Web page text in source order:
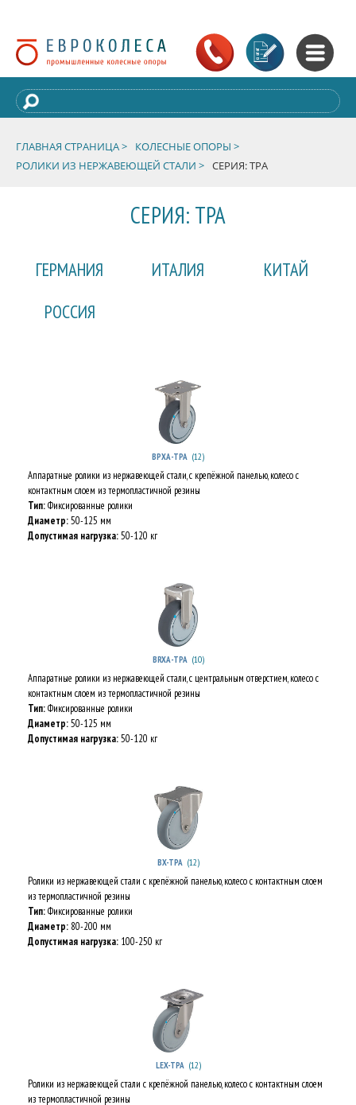
ГЛАВНАЯ СТРАНИЦА >
КОЛЕСНЫЕ ОПОРЫ >
РОЛИКИ ИЗ НЕРЖАВЕЮЩЕЙ СТАЛИ > СЕРИЯ: TPA
СЕРИЯ: TPA
ГЕРМАНИЯ ИТАЛИЯ
КИТАЙ
РОССИЯ
BPXA-TPA (12)
Аппаратные ролики из нержавеющей стали, с крепёжной панелью, колесо с
контактным слоем из термопластичной резины
Тип:Фиксированные ролики
Диаметр:50-125 мм
Допустимая нагрузка:50-120 кг
BRXA-TPA (10)
Аппаратные ролики из нержавеющей стали, с центральным отверстием, колесо с
контактным слоем из термопластичной резины
Тип:Фиксированные ролики
Диаметр:50-125 мм
Допустимая нагрузка:50-120 кг
BX-TPA (12)
Ролики из нержавеющей стали с крепёжной панелью, колесо с контактным слоем
из термопластичной резины
Тип:Фиксированные ролики
Диаметр: 80-200 мм
Допустимая нагрузка: 100-250 кг
LEX-TPA (12)
Ролики из нержавеющей стали с крепёжной панелью, колесо с контактным слоем
из термопластичной резины